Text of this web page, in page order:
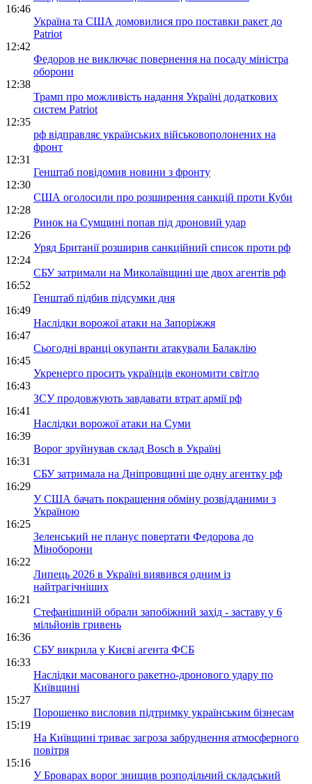
16:46
Україна та США домовилися про поставки ракет до
Patriot
12:42
Федоров не виключає повернення на посаду міністра
оборони
12:38
Трамп про можливість надання Україні додаткових
систем Patriot
12:35
рф відправляє українських військовополонених на
фронт
12:31
Генштаб повідомив новини з фронту
12:30
США оголосили про розширення санкцій проти Куби
12:28
Ринок на Сумщині попав під дроновий удар
12:26
Уряд Британії розширив санкційний список проти рф
12:24
СБУ затримали на Миколаївщині ще двох агентів рф
16:52
Генштаб підбив підсумки дня
16:49
Наслідки ворожої атаки на Запоріжжя
16:47
Сьогодні вранці окупанти атакували Балаклію
16:45
Укренерго просить українців економити світло
16:43
ЗСУ продовжують завдавати втрат армії рф
16:41
Наслідки ворожої атаки на Суми
16:39
Ворог зруйнував склад Bosch в Україні
16:31
СБУ затримала на Дніпровщині ще одну агентку рф
16:29
У США бачать покращення обміну розвідданими з
Україною
16:25
Зеленський не планує повертати Федорова до
Міноборони
16:22
Липець 2026 в Україні виявився одним із
найтрагічніших
16:21
Стефанішиній обрали запобіжний захід - заставу у 6
мільйонів гривень
16:36
СБУ викрила у Києві агента ФСБ
16:33
Наслідки масованого ракетно-дронового удару по
Київщині
15:27
Порошенко висловив підтримку українським бізнесам
15:19
На Київщині триває загроза забруднення атмосферного
повітря
15:16
У Броварах ворог знищив розподільчий складський